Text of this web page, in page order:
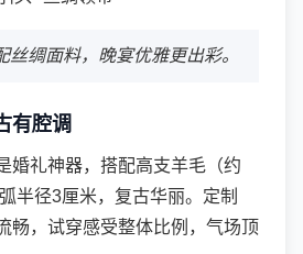
丝绸面料，晚宴优雅更出彩。
有腔调
婚礼神器，搭配高支羊毛（约
半径3厘米，复古华丽。定制
畅，试穿感受整体比例，气场顶